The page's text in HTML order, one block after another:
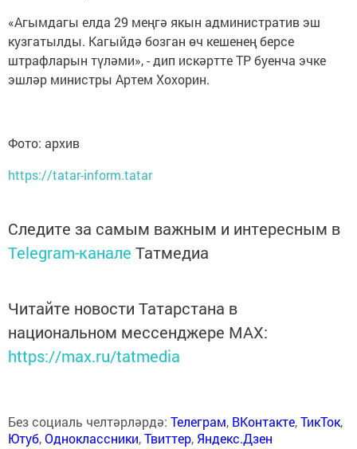
«Агымдагы елда 29 меңгә якын административ эш
кузгатылды. Кагыйдә бозган өч кешенең берсе
штрафларын түләми», - дип искәртте ТР буенча эчке
эшләр министры Артем Хохорин.
Фото: архив
https://tatar-inform.tatar
Следите за самым важным и интересным в
Telegram-канале Татмедиа
Читайте новости Татарстана в
национальном мессенджере MАХ:
https://max.ru/tatmedia
Без социаль челтәрләрдә: Телеграм, ВКонтакте,ТикТок,
Ютуб,Одноклассники,Твиттер, Яндекс.Дзен